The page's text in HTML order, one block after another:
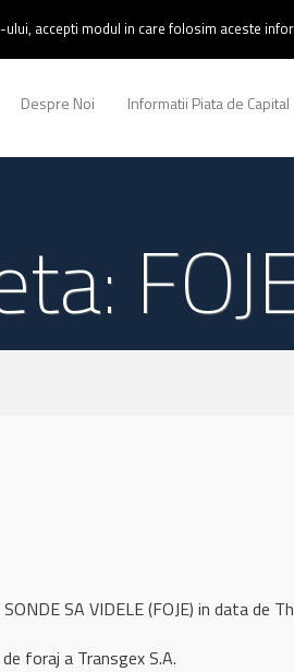
Despre Noi Informatii Piata de Capital
SA VIDELE (FOJE) in data de
foraj a Transgex S.A.
accepti modul in care folosim aceste